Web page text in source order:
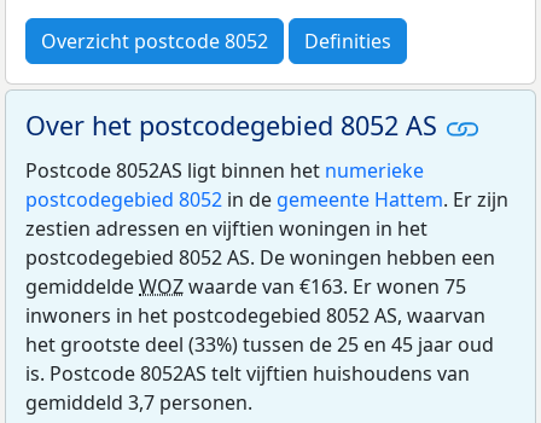
Overzicht postcode 8052 Definities
Over het postcodegebied 8052 AS
Postcode 8052AS ligt binnen het numerieke
postcodegebied 8052 in de gemeente Hattem. Er zijn
zestien adressen en vijftien woningen in het
postcodegebied 8052 AS. De woningen hebben een
gemiddeldeWOZwaarde van €163. Er wonen 75
inwoners in het postcodegebied 8052 AS, waarvan
het grootste deel (33%) tussen de 25 en 45 jaar oud
is. Postcode 8052AS telt vijftien huishoudens van
gemiddeld 3,7 personen.